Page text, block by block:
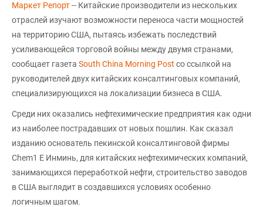
Маркет Репорт-- Китайские производители из нескольких
отраслей изучают возможности переноса части мощностей
на территорию США, пытаясь избежать последствий
усиливающейся торговой войны между двумя странами,
сообщает газета South China Morning Post со ссылкой на
руководителей двух китайских консалтинговых компаний,
специализирующихся на локализации бизнеса в США.
Среди них оказались нефтехимические предприятия как одни
из наиболее пострадавших от новых пошлин. Как сказал
изданию основатель пекинской консалтинговой фирмы
Chem1 Е Инминь, для китайских нефтехимических компаний,
занимающихся переработкой нефти, строительство заводов
в США выглядит в создавшихся условиях особенно
логичным шагом.